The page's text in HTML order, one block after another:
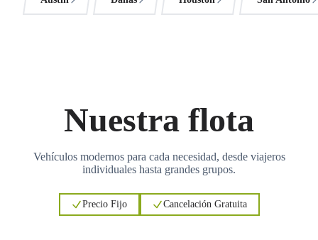
Nuestra flota
Vehículos modernos para cada necesidad, desde viajeros
individuales hasta grandes grupos.
Precio Fijo Cancelación Gratuita